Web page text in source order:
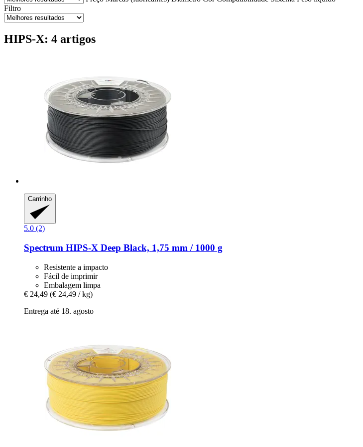
Filtro
HIPS-X: 4 artigos
Carrinho
5.0 (2)
Spectrum HIPS-​X Deep Black, 1,75 mm / 1000 g
Resistente a impacto
Fácil de imprimir
Embalagem limpa
€ 24,49 (€ 24,49 / kg)
Entrega até 18. agosto